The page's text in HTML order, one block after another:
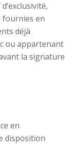
fournies en
déjà
ou appartenant
la signature
en
disposition